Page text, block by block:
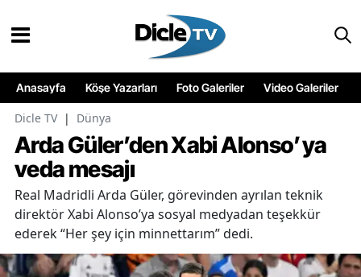
Anasayfa Köşe Yazarları Foto Galeriler Video Galeriler
Dicle TV | Dünya
Arda Güler’den Xabi Alonso’ya
veda mesajı
Real Madridli Arda Güler, görevinden ayrılan teknik
direktör Xabi Alonso’ya sosyal medyadan teşekkür
ederek “Her şey için minnettarım” dedi.